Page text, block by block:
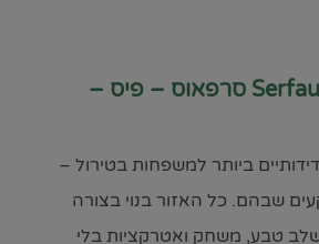
9. Serfaus-Fiss-Ladis סרפאוס – פיס –
ביותר למשפחות בטירול –
שבהם. כל האזור בנוי בצורה
טבע, משחק ואטרקציות בלי